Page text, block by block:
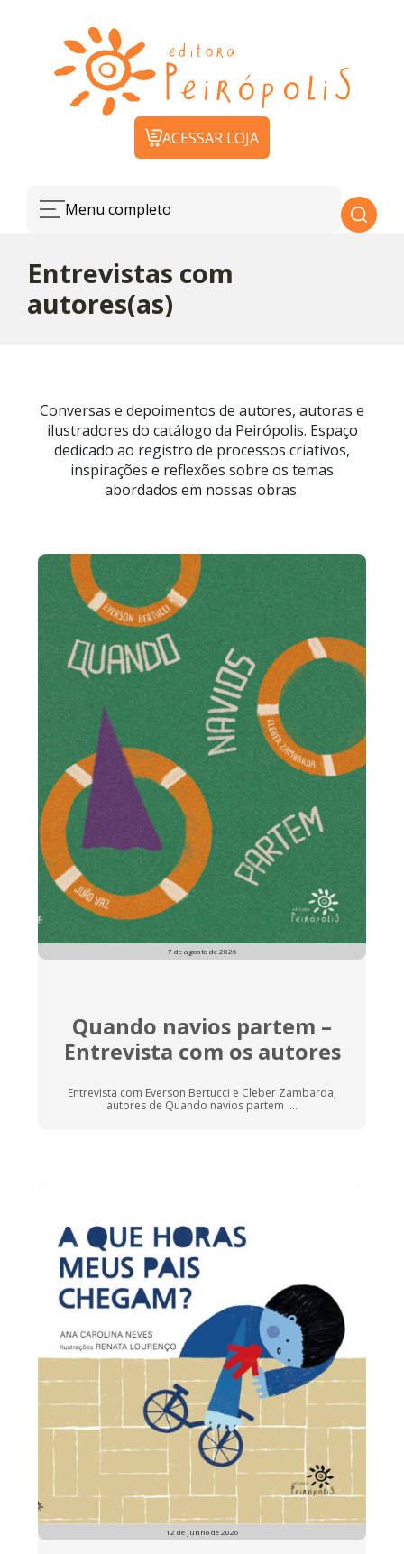
ACESSAR LOJA
Menu completo
Entrevistas com
autores(as)
Conversas e depoimentos de autores, autoras e
ilustradores do catálogo da Peirópolis. Espaço
dedicado ao registro de processos criativos,
inspirações e reflexões sobre os temas
abordados em nossas obras.
7 de agosto de 2026
Quando navios partem –
Entrevista com os autores
Entrevista com Everson Bertucci e Cleber Zambarda,
autores de Quando navios partem ...
12 de junho de 2026